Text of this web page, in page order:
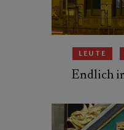
LEUTE
Endlich